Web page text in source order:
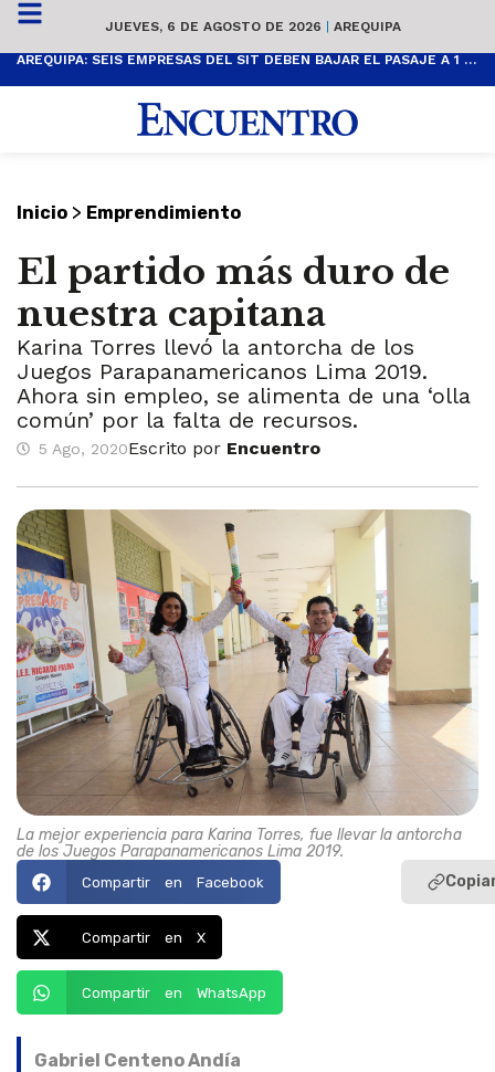
JUEVES, 6 DE AGOSTO DE 2026 | AREQUIPA
AREQUIPA: SEIS EMPRESAS DEL SIT DEBEN BAJAR EL PASAJE A 1 SOL
Inicio > Emprendimiento
El partido más duro de
nuestra capitana
Karina Torres llevó la antorcha de los
Juegos Parapanamericanos Lima 2019.
Ahora sin empleo, se alimenta de una ‘olla
común’ por la falta de recursos.
5 Ago, 2020Escrito por Encuentro
La mejor experiencia para Karina Torres, fue llevar la antorcha
de los Juegos Parapanamericanos Lima 2019.
Compartir en Facebook
Compartir en X
Compartir en WhatsApp
Gabriel Centeno Andía